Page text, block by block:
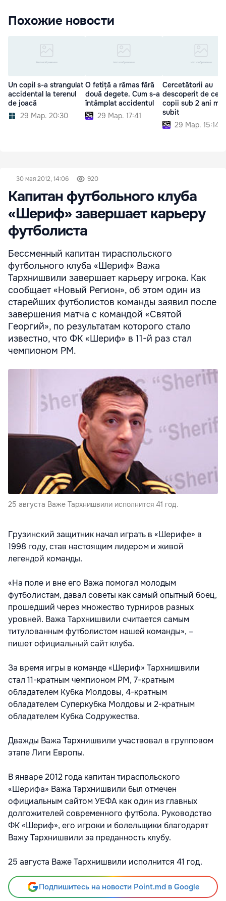
Похожие новости
Un copil s-a strangulat
accidental la terenul
de joacă
29 Мар. 20:30
O fetiță a rămas fără
două degete. Cum s-a
întâmplat accidentul
29 Мар. 17:41
Cercetătorii au
descoperit de ce
copii sub 2 ani mor
subit
29 Мар. 15:14
30 мая 2012, 14:06 920
Капитан футбольного клуба
«Шериф» завершает карьеру
футболиста
Бессменный капитан тираспольского
футбольного клуба «Шериф» Важа
Тархнишвили завершает карьеру игрока. Как
сообщает «Новый Регион», об этом один из
старейших футболистов команды заявил после
завершения матча с командой «Святой
Георгий», по результатам которого стало
известно, что ФК «Шериф» в 11-й раз стал
чемпионом РМ.
25 августа Важе Тархнишвили исполнится 41 год.
Грузинский защитник начал играть в «Шерифе» в
1998 году, став настоящим лидером и живой
легендой команды.
«На поле и вне его Важа помогал молодым
футболистам, давал советы как самый опытный боец,
прошедший через множество турниров разных
уровней. Важа Тархнишвили считается самым
титулованным футболистом нашей команды», –
пишет официальный сайт клуба.
За время игры в команде «Шериф» Тархнишвили
стал 11-кратным чемпионом РМ, 7-кратным
обладателем Кубка Молдовы, 4-кратным
обладателем Суперкубка Молдовы и 2-кратным
обладателем Кубка Содружества.
Дважды Важа Тархнишвили участвовал в групповом
этапе Лиги Европы.
В январе 2012 года капитан тираспольского
«Шерифа» Важа Тархнишвили был отмечен
официальным сайтом УЕФА как один из главных
долгожителей современного футбола. Руководство
ФК «Шериф», его игроки и болельщики благодарят
Важу Тархнишвили за преданность клубу.
25 августа Важе Тархнишвили исполнится 41 год.
Подпишитесь на новости Point.md в Google